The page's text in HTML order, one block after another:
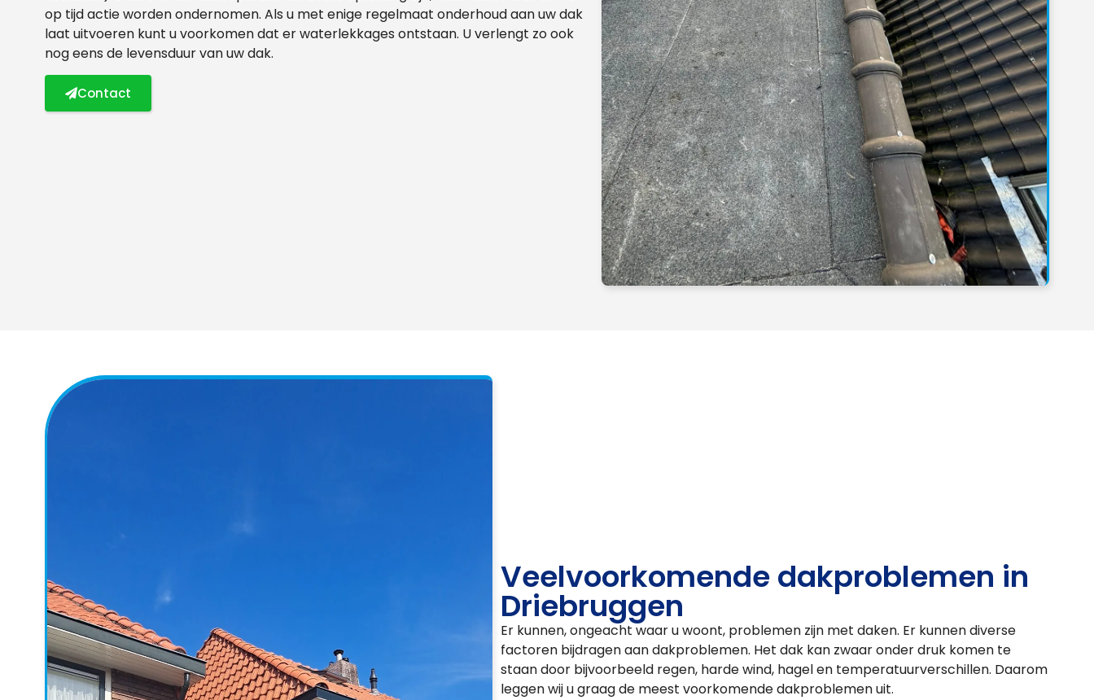
op tijd actie worden ondernomen. Als u met enige regelmaat onderhoud aan uw dak
laat uitvoeren kunt u voorkomen dat er waterlekkages ontstaan. U verlengt zo ook
nog eens de levensduur van uw dak.
Contact
Veelvoorkomende dakproblemen in
Driebruggen
Er kunnen, ongeacht waar u woont, problemen zijn met daken. Er kunnen diverse
factoren bijdragen aan dakproblemen. Het dak kan zwaar onder druk komen te
staan door bijvoorbeeld regen, harde wind, hagel en temperatuurverschillen. Daarom
leggen wij u graag de meest voorkomende dakproblemen uit.